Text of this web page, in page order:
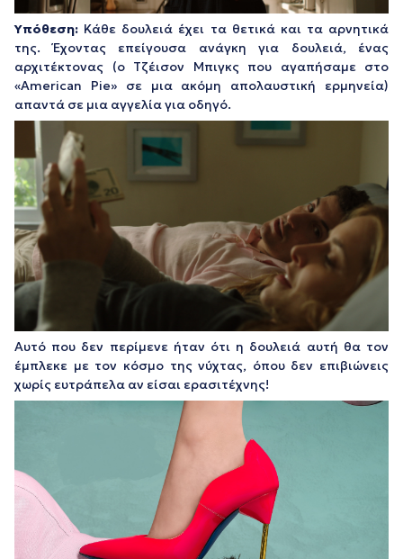
Υπόθεση: Κάθε δουλειά έχει τα θετικά και τα αρνητικά
της. Έχοντας επείγουσα ανάγκη για δουλειά, ένας
αρχιτέκτονας (ο Τζέισον Μπιγκς που αγαπήσαμε στο
«American Pie» σε μια ακόμη απολαυστική ερμηνεία)
απαντά σε μια αγγελία για οδηγό.
Αυτό που δεν περίμενε ήταν ότι η δουλειά αυτή θα τον
έμπλεκε με τον κόσμο της νύχτας, όπου δεν επιβιώνεις
χωρίς ευτράπελα αν είσαι ερασιτέχνης!